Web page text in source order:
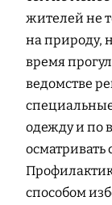
жителей не
на природу,
время
ведомстве
одежду и по
способом